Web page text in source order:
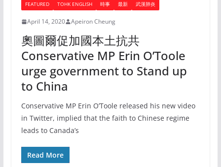
FEATURED TOHK ENGLISH 時事 最新 武漢肺炎
April 14, 2020 Apeiron Cheung
奧圖爾促加國本土抗共
Conservative MP Erin O’Toole
urge government to Stand up
to China
Conservative MP Erin O’Toole released his new video
in Twitter, implied that the faith to Chinese regime
leads to Canada’s
Read More